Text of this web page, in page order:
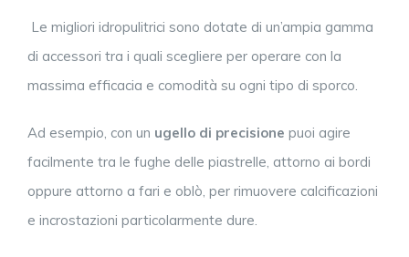
Le migliori idropulitrici sono dotate di un’ampia gamma
di accessori tra i quali scegliere per operare con la
massima efficacia e comodità su ogni tipo di sporco.
Ad esempio, con un ugello di precisione puoi agire
facilmente tra le fughe delle piastrelle, attorno ai bordi
oppure attorno a fari e oblò, per rimuovere calcificazioni
e incrostazioni particolarmente dure.